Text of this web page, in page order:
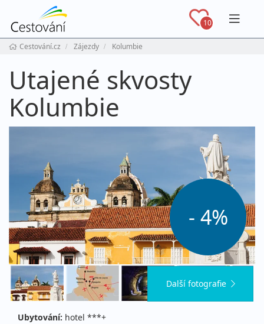
10
Cestování.cz Zájezdy Kolumbie
Utajené skvosty
Kolumbie
- 4%
Další fotografie
Ubytování: hotel ***+